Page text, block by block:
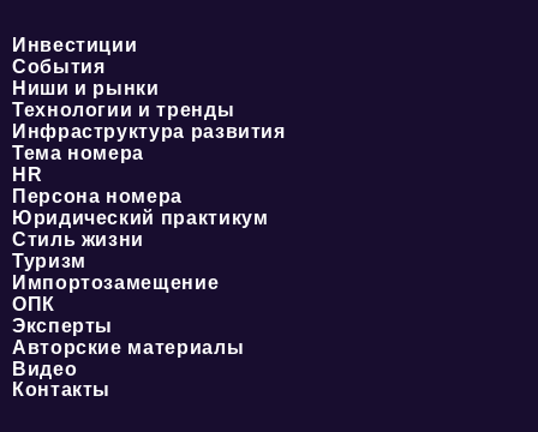
Инвестиции
События
Ниши и рынки
Технологии и тренды
Инфраструктура развития
Тема номера
HR
Персона номера
Юридический практикум
Стиль жизни
Туризм
Импортозамещение
ОПК
Эксперты
Авторские материалы
Видео
Контакты